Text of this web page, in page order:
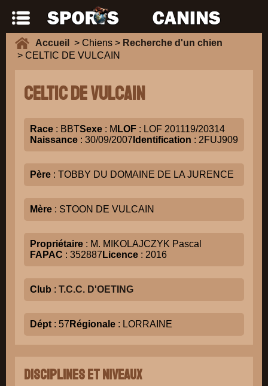
Accueil > Chiens > Recherche d'un chien
> CELTIC DE VULCAIN
CELTIC DE VULCAIN
Race : BBTSexe : M LOF : LOF 201119/20314
Naissance : 30/09/2007 Identification : 2FUJ909
Père : TOBBY DU DOMAINE DE LA JURENCE
Mère : STOON DE VULCAIN
Propriétaire : M. MIKOLAJCZYK Pascal
FAPAC : 352887 Licence : 2016
Club : T.C.C. D'OETING
Dépt : 57 Régionale : LORRAINE
Disciplines et niveaux